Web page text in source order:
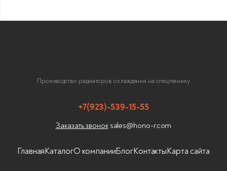
Производство радиаторов охлаждения на спецтехнику
ГлавнаяКаталогО компанииБлогКонтактыКарта сайта
+7(923)-539-15-55
Заказать звонок sales@hono-r.com